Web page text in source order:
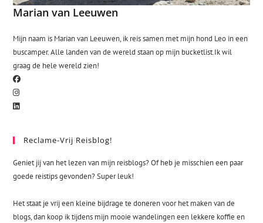
Marian van Leeuwen
Mijn naam is Marian van Leeuwen, ik reis samen met mijn hond Leo in een
buscamper. Alle landen van de wereld staan op mijn bucketlist.Ik wil
graag de hele wereld zien!
Reclame-Vrij Reisblog!
Geniet jij van het lezen van mijn reisblogs? Of heb je misschien een paar
goede reistips gevonden? Super leuk!
Het staat je vrij een kleine bijdrage te doneren voor het maken van de
blogs, dan koop ik tijdens mijn mooie wandelingen een lekkere koffie en